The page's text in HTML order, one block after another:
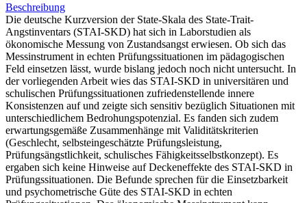
Beschreibung
Die deutsche Kurzversion der State-Skala des State-Trait-
Angstinventars (STAI-SKD) hat sich in Laborstudien als
ökonomische Messung von Zustandsangst erwiesen. Ob sich das
Messinstrument in echten Prüfungssituationen im pädagogischen
Feld einsetzen lässt, wurde bislang jedoch noch nicht untersucht. In
der vorliegenden Arbeit wies das STAI-SKD in universitären und
schulischen Prüfungssituationen zufriedenstellende innere
Konsistenzen auf und zeigte sich sensitiv bezüglich Situationen mit
unterschiedlichem Bedrohungspotenzial. Es fanden sich zudem
erwartungsgemäße Zusammenhänge mit Validitätskriterien
(Geschlecht, selbsteingeschätzte Prüfungsleistung,
Prüfungsängstlichkeit, schulisches Fähigkeitsselbstkonzept). Es
ergaben sich keine Hinweise auf Deckeneffekte des STAI-SKD in
Prüfungssituationen. Die Befunde sprechen für die Einsetzbarkeit
und psychometrische Güte des STAI-SKD in echten